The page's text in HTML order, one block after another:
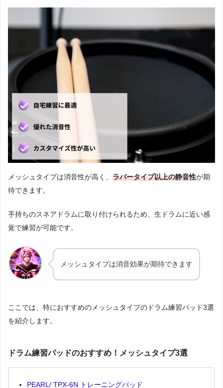
メッシュタイプは消音性が高く、 ラバータイプ以上の静音性が期
待できます。
手持ちのスネアドラムに取り付けられるため、生ドラムに近い感
覚で練習が可能です。
メッシュタイプは消音効果が期待できます
ここでは、特におすすめのメッシュタイプのドラム練習パッド3選
を紹介します。
ドラム練習パッドのおすすめ！メッシュタイプ3選
PEARL/ TPX-6N トレーニングパッド